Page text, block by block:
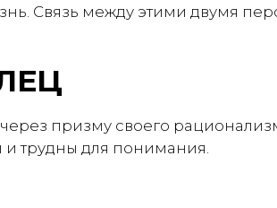
Связь между этими двумя
призму своего
трудны для понимания.